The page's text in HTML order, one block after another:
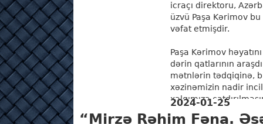
icraçı direktoru,
üzvü Paşa Kərimov
vəfat etmişdir.
Paşa Kərimov
dərin qatlarının
mətnlərin tədqiqinə,
xəzinəmizin nadir
xalqımıza
2024-01-25
“Mirzə Rəhim Fəna.